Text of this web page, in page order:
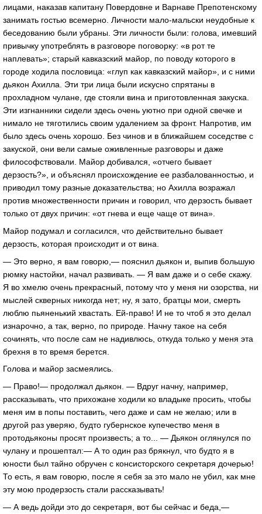
лицами, наказав капитану Повердовне и Варнаве Препотенскому
занимать гостью всемерно. Личности мало-мальски неудобные к
беседованию были убраны. Эти личности были: голова, имевший
привычку употреблять в разговоре поговорку: «в рот те
наплевать»; старый кавказский майор, по поводу которого в
городе ходила пословица: «глуп как кавказский майор», и с ними
дьякон Ахилла. Эти три лица были искусно спрятаны в
прохладном чулане, где стояли вина и приготовленная закуска.
Эти изгнанники сидели здесь очень уютно при одной свечке и
нимало не тяготились своим удалением за фронт. Напротив, им
было здесь очень хорошо. Без чинов и в ближайшем соседстве с
закуской, они вели самые оживленные разговоры и даже
философствовали. Майор добивался, «отчего бывает
дерзость?», и объяснял происхождение ее разбалованностью, и
приводил тому разные доказательства; но Ахилла возражал
против множественности причин и говорил, что дерзость бывает
только от двух причин: «от гнева и еще чаще от вина».
Майор подумал и согласился, что действительно бывает
дерзость, которая происходит и от вина.
— Это верно, я вам говорю,— пояснил дьякон и, выпив большую
рюмку настойки, начал развивать. — Я вам даже и о себе скажу.
Я во хмелю очень прекрасный, потому что у меня ни озорства, ни
мыслей скверных никогда нет; ну, я зато, братцы мои, смерть
люблю пьяненький хвастать. Ей-право! И не то чтоб я это делал
изнарочно, а так, верно, по природе. Начну такое на себя
сочинять, что после сам не надивлюсь, откуда только у меня эта
брехня в то время берется.
Голова и майор засмеялись.
— Право!— продолжал дьякон. — Вдруг начну, например,
рассказывать, что прихожане ходили ко владыке просить, чтобы
меня им в попы поставить, чего даже и сам не желаю; или в
другой раз уверяю, будто губернское купечество меня в
протодьяконы просят произвесть; а то... — Дьякон оглянулся по
чулану и прошептал:— А то один раз брякнул, что будто я в
юности был тайно обручен с консисторского секретаря дочерью!
То есть, я вам говорю, после я себя за это мало не убил, как мне
эту мою продерзость стали рассказывать!
— А ведь дойди это до секретаря, вот бы сейчас и беда,—